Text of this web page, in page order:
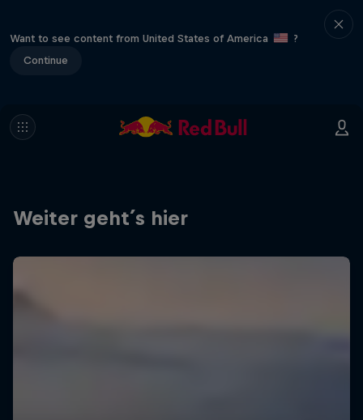
Want to see content from United States of America
?
Continue
Weiter geht´s hier